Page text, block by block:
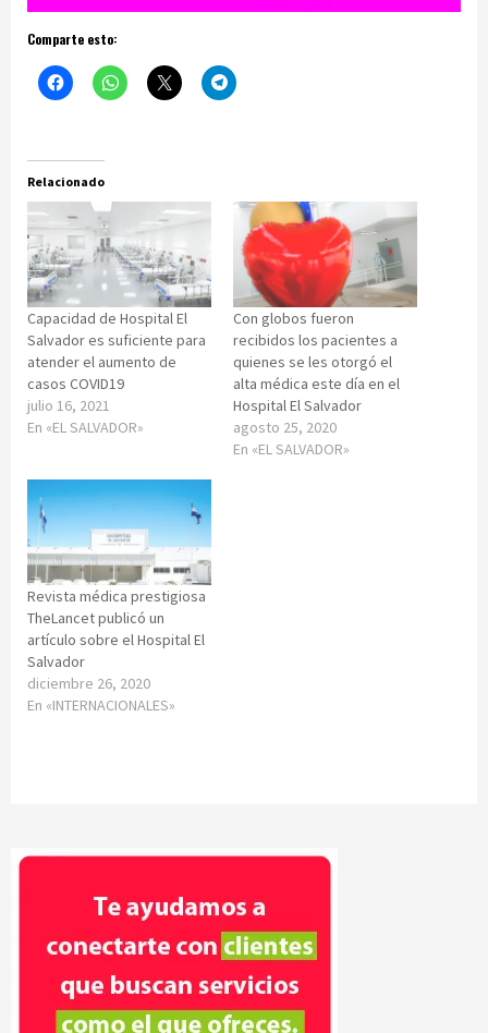
Comparte esto:
Relacionado
Capacidad de Hospital El
Salvador es suficiente para
atender el aumento de
casos COVID19
julio 16, 2021
En «EL SALVADOR»
Con globos fueron
recibidos los pacientes a
quienes se les otorgó el
alta médica este día en el
Hospital El Salvador
agosto 25, 2020
En «EL SALVADOR»
Revista médica prestigiosa
TheLancet publicó un
artículo sobre el Hospital El
Salvador
diciembre 26, 2020
En «INTERNACIONALES»